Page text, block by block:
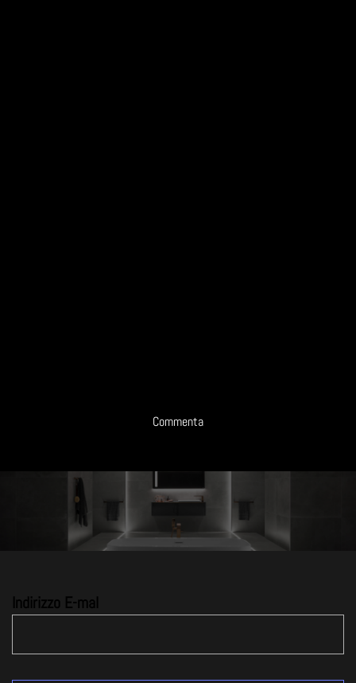
Commenta
Indirizzo E-mal